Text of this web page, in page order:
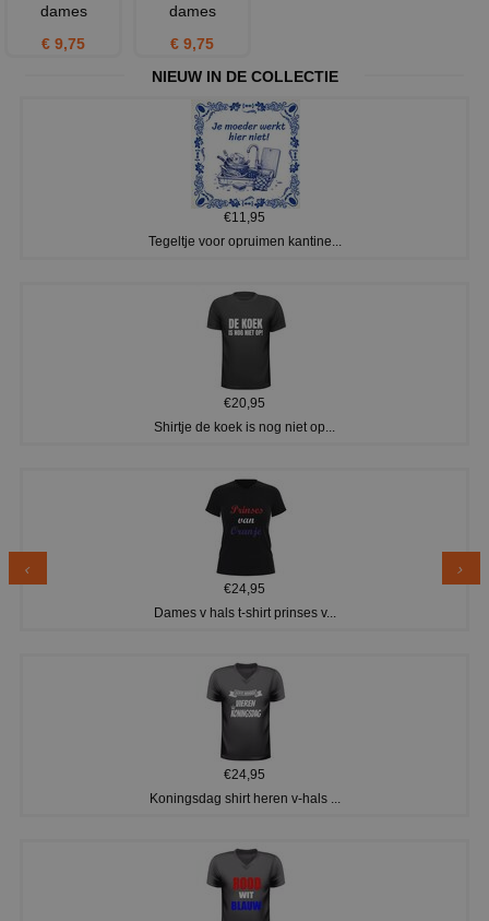
dames
€ 9,75
dames
€ 9,75
NIEUW IN DE COLLECTIE
€11,95
Tegeltje voor opruimen kantine...
€20,95
Shirtje de koek is nog niet op...
€24,95
Dames v hals t-shirt prinses v...
€24,95
Koningsdag shirt heren v-hals ...